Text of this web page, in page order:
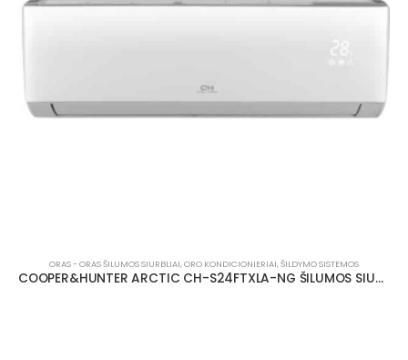
ORAS - ORAS ŠILUMOS SIURBLIAI,ORO KONDICIONIERIAI,ŠILDYMO SISTEMOS
COOPER&HUNTER ARCTIC CH-S24FTXLA-NG ŠILUMOS SIURBLYS 7.4/7.0 KW